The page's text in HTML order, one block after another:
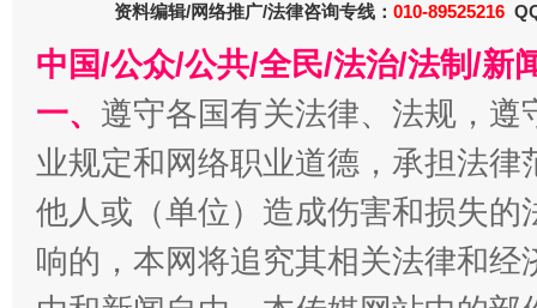
资料编辑/网络推广/法律咨询专线： 010-89525216
中国/公众/公共/全民/法治/法制/新
一、 遵守各国有关法律、法规，
业规定和网络职业道德，承担法
他人或（单位）造成伤害和损失
响的，本网将追究其相关法律和